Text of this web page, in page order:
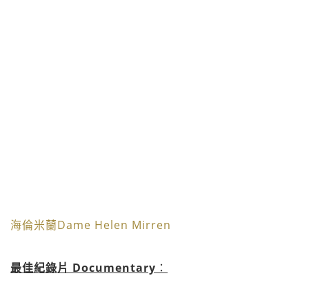
海倫米蘭Dame Helen Mirren
最佳紀錄片 Documentary ：